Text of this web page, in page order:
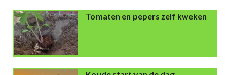
Tomaten en pepers zelf kweken